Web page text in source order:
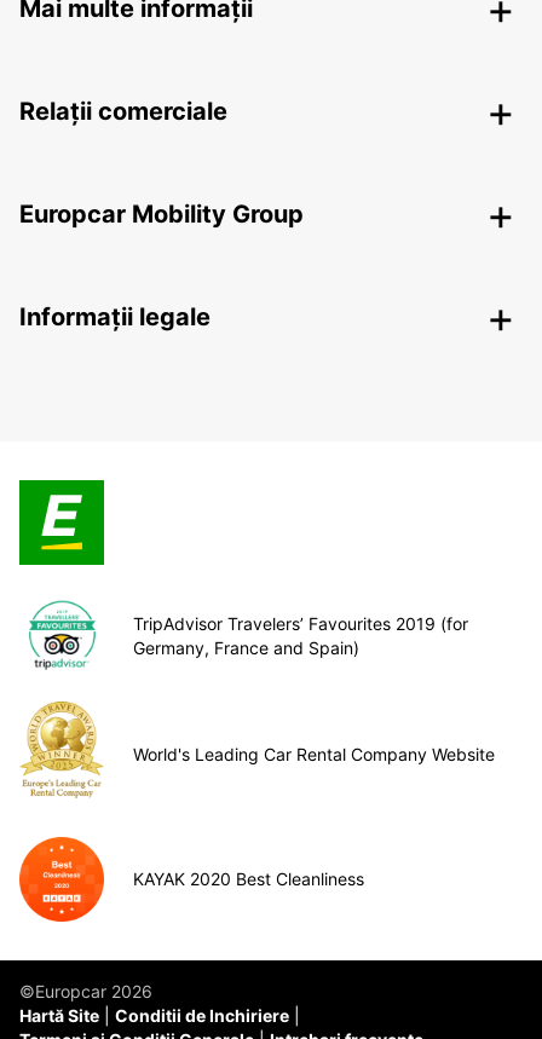
Mai multe informații
Relații comerciale
Europcar Mobility Group
Informații legale
TripAdvisor Travelers’ Favourites 2019 (for
Germany, France and Spain)
World's Leading Car Rental Company Website
KAYAK 2020 Best Cleanliness
©Europcar 2026
Hartă Site
Conditii de Inchiriere